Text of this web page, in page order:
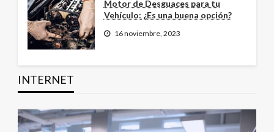
Motor de Desguaces para tu
Vehículo: ¿Es una buena opción?
16 noviembre, 2023
INTERNET